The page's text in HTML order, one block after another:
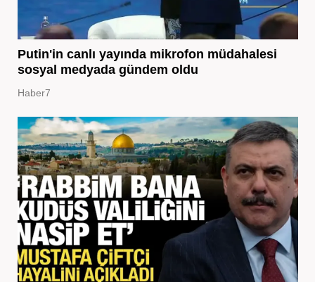
Putin'in canlı yayında mikrofon müdahalesi
sosyal medyada gündem oldu
Haber7